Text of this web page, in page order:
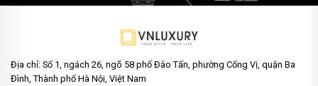
Địa chỉ: Số 1, ngách 26, ngõ 58 phố Đào Tấn, phường Cống Vị, quận Ba
Đình, Thành phố Hà Nội, Việt Nam